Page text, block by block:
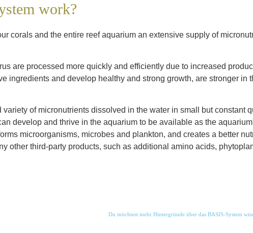
work?
corals and the entire reef aquarium an extensive supply of
are processed more quickly and efficiently due to increased
ingredients and develop healthy and strong growth, are stronger
of micronutrients dissolved in the water in small but
develop and thrive in the aquarium to be available as the
microorganisms, microbes and plankton, and creates a better
other third-party products, such as additional amino acids,
Du möchtest mehr Hintergründe über das BASIS-System